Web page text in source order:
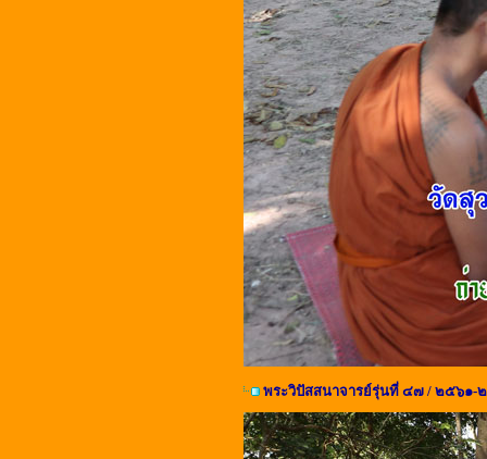
พระวิปัสสนาจารย์รุ่นที่ ๔๗ / ๒๕๖๑-